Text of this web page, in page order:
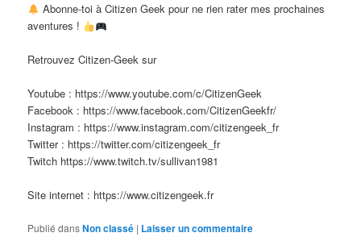
Abonne-toi à Citizen Geek pour ne rien rater mes prochaines
aventures !
Retrouvez Citizen-Geek sur
Youtube : https://www.youtube.com/c/CitizenGeek
Facebook : https://www.facebook.com/CitizenGeekfr/
Instagram : https://www.instagram.com/citizengeek_fr
Twitter : https://twitter.com/citizengeek_fr
Twitch https://www.twitch.tv/sullivan1981
Site internet : https://www.citizengeek.fr
Publié dansNon classé | Laisser un commentaire